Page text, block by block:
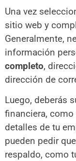
Una vez
sitio web y
Generalmente,
información
completo,
dirección de
Luego, deberás
financiera,
detalles de tu
pueden pedir
respaldo, como